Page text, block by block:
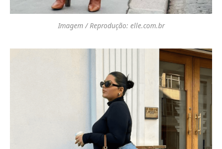
Imagem / Reprodução: elle.com.br